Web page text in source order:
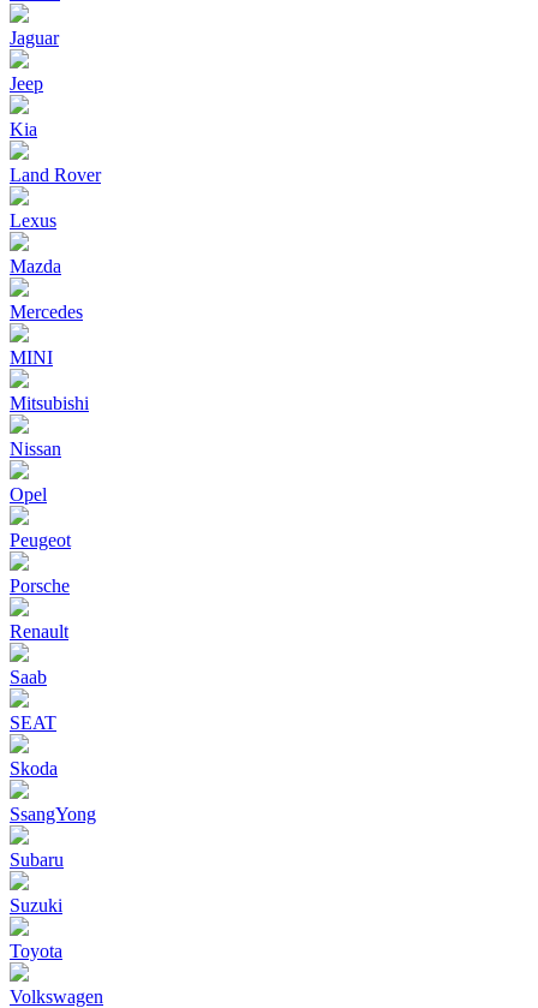
Jaguar
Jeep
Kia
Land Rover
Lexus
Mazda
Mercedes
MINI
Mitsubishi
Nissan
Opel
Peugeot
Porsche
Renault
Saab
SEAT
Skoda
SsangYong
Subaru
Suzuki
Toyota
Volkswagen